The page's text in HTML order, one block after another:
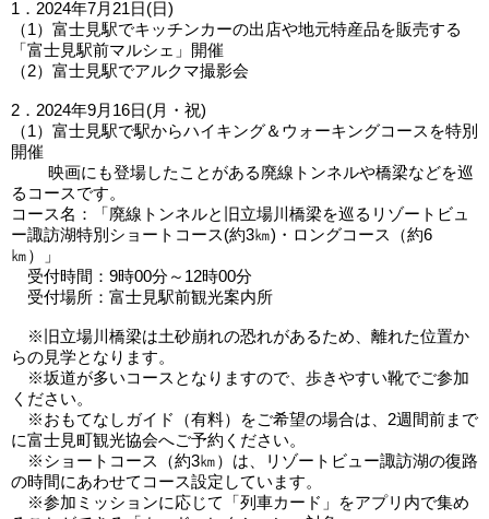
1．2024年7月21日(日)
（1）富士見駅でキッチンカーの出店や地元特産品を販売する
「富士見駅前マルシェ」開催
（2）富士見駅でアルクマ撮影会
2．2024年9月16日(月・祝)
（1）富士見駅で駅からハイキング＆ウォーキングコースを特別
開催
映画にも登場したことがある廃線トンネルや橋梁などを巡
るコースです。
コース名：「廃線トンネルと旧立場川橋梁を巡るリゾートビュ
ー諏訪湖特別ショートコース(約3㎞)・ロングコース（約6
㎞）」
受付時間：9時00分～12時00分
受付場所：富士見駅前観光案内所
※旧立場川橋梁は土砂崩れの恐れがあるため、離れた位置か
らの見学となります。
※坂道が多いコースとなりますので、歩きやすい靴でご参加
ください。
※おもてなしガイド（有料）をご希望の場合は、2週間前まで
に富士見町観光協会へご予約ください。
※ショートコース（約3㎞）は、リゾートビュー諏訪湖の復路
の時間にあわせてコース設定しています。
※参加ミッションに応じて「列車カード」をアプリ内で集め